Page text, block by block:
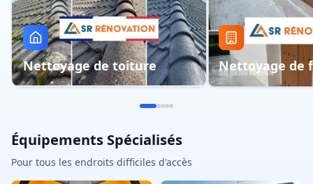
Nettoyage de toiture Nettoyage de
Équipements Spécialisés
Pour tous les endroits difficiles d'accès